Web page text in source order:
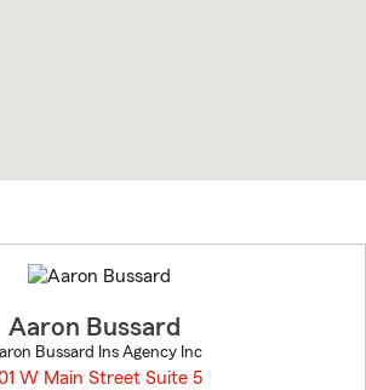
to
before
Aaron Bussard
Bussard Ins Agency Inc
W Main Street Suite 5